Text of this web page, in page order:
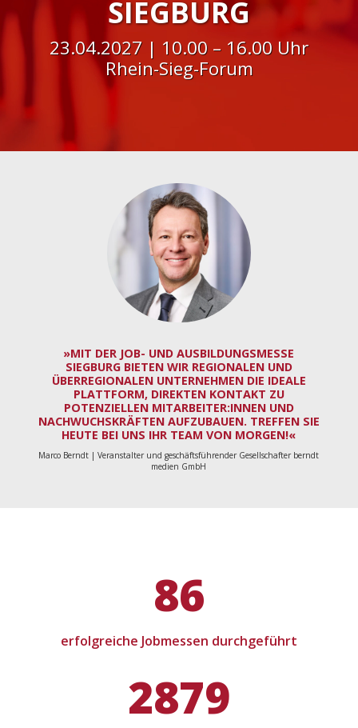
SIEGBURG
23.04.2027 | 10.00 – 16.00 Uhr
Rhein-Sieg-Forum
»MIT DER JOB- UND AUSBILDUNGSMESSE
SIEGBURG BIETEN WIR REGIONALEN UND
ÜBERREGIONALEN UNTERNEHMEN DIE IDEALE
PLATTFORM, DIREKTEN KONTAKT ZU
POTENZIELLEN MITARBEITER:INNEN UND
NACHWUCHSKRÄFTEN AUFZUBAUEN. TREFFEN SIE
HEUTE BEI UNS IHR TEAM VON MORGEN!«
Marco Berndt | Veranstalter und geschäftsführender Gesellschafter berndt
medien GmbH
86
erfolgreiche Jobmessen durchgeführt
2879